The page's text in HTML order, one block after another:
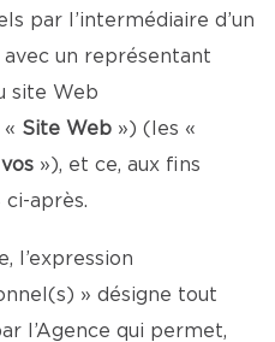
par l’intermédiaire d’un
un représentant
site Web
« Site Web ») (les «
vos »), et ce, aux fins
après.
l’expression
» désigne tout
l’Agence qui permet,